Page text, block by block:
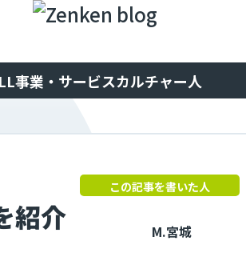
事業・サービスカルチャー人
紹介
この記事を書いた人
M.宮城